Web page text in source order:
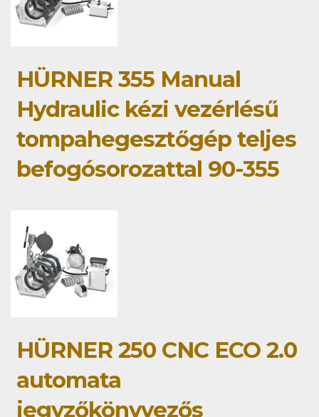
HÜRNER 355 Manual
Hydraulic kézi vezérlésű
tompahegesztőgép teljes
befogósorozattal 90-355
HÜRNER 250 CNC ECO 2.0
automata
jegyzőkönyvezős